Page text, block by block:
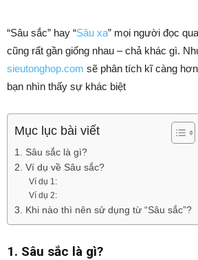
“Sâu sắc” hay “Sâu xa” mọi người đọc
cũng rất gần giống nhau – chả khác gì.
sieutonghop.com sẽ phân tích kĩ càng
bạn nhìn thấy sự khác biệt
Mục lục bài viết
1. Sâu sắc là gì?
2. Ví dụ về Sâu sắc?
Ví dụ 1:
Ví dụ 2:
3. Khi nào thì nên sử dụng từ “Sâu sắc”?
1. Sâu sắc là gì?